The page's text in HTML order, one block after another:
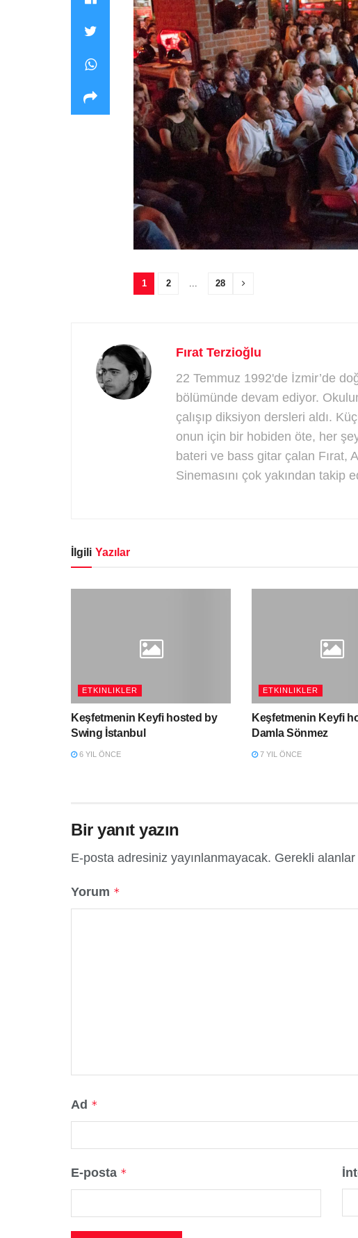
1 2 ... 28
Fırat Terzioğlu
22 Temmuz 1992'de İzmir’de
bölümünde devam ediyor.
çalışıp diksiyon dersleri aldı.
onun için bir hobiden öte, her
bateri ve bass gitar çalan Fırat,
Sinemasını çok yakından takip
İlgili Yazılar
ETKINLIKLER
Keşfetmenin Keyfi hosted by
Swing İstanbul
6 YIL ÖNCE
ETKINLIKLER
Keşfetmenin Keyfi
Damla Sönmez
7 YIL ÖNCE
Bir yanıt yazın
E-posta adresiniz yayınlanmayacak. Gerekli alanlar
Yorum *
Ad *
E-posta *